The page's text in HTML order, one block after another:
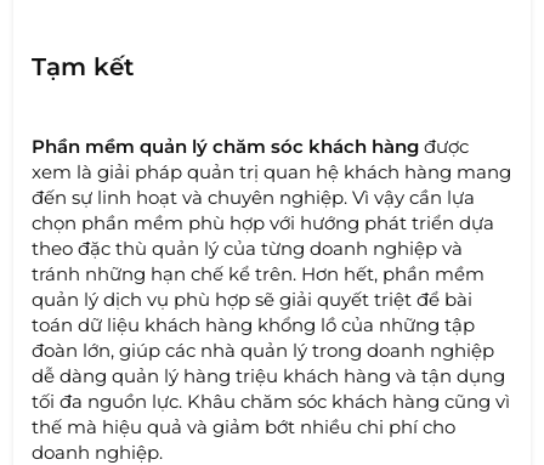
Tạm kết
Phần mềm quản lý chăm sóc khách hàng được
xem là giải pháp quản trị quan hệ khách hàng mang
đến sự linh hoạt và chuyên nghiệp. Vì vậy cần lựa
chọn phần mềm phù hợp với hướng phát triển dựa
theo đặc thù quản lý của từng doanh nghiệp và
tránh những hạn chế kể trên. Hơn hết, phần mềm
quản lý dịch vụ phù hợp sẽ giải quyết triệt để bài
toán dữ liệu khách hàng khổng lồ của những tập
đoàn lớn, giúp các nhà quản lý trong doanh nghiệp
dễ dàng quản lý hàng triệu khách hàng và tận dụng
tối đa nguồn lực. Khâu chăm sóc khách hàng cũng vì
thế mà hiệu quả và giảm bớt nhiều chi phí cho
doanh nghiệp.